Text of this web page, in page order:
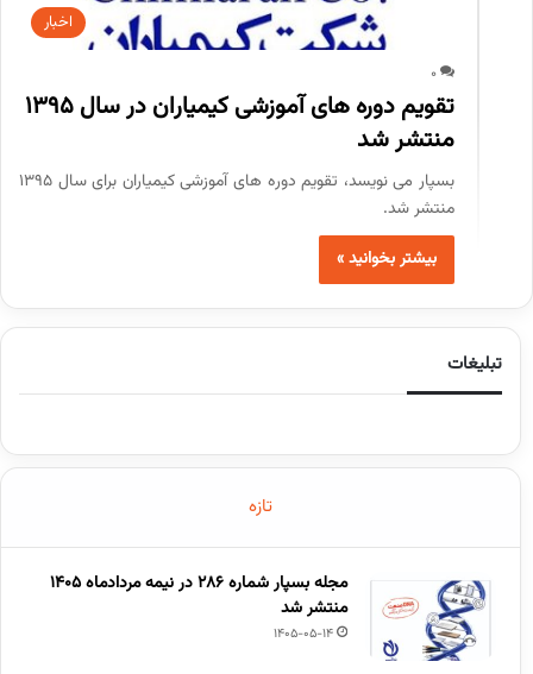
اخبار
0
تقویم دوره های آموزشی کیمیاران در سال 1395
منتشر شد
بسپار می نویسد، تقویم دوره های آموزشی کیمیاران برای سال 1395
منتشر شد.
بیشتر بخوانید »
تبلیغات
تازه
مجله بسپار شماره 286 در نیمه مردادماه 1405
منتشر شد
1405-05-14